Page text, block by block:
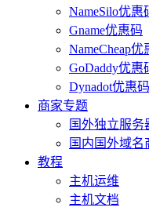
NameSilo优惠
Gname优惠码
NameCheap优
GoDaddy优惠
Dynadot优惠码
商家专题
国外独立服务
国内国外域名
教程
主机运维
主机文档